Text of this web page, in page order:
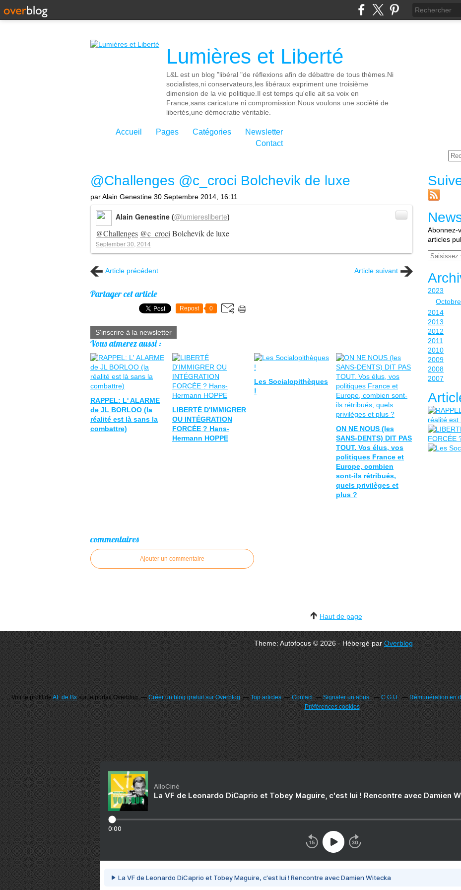
Lumières et Liberté
L&L est un blog "libéral "de réflexions afin de débattre de tous thèmes.Ni
socialistes,ni conservateurs,les libéraux expriment une troisième
dimension de la vie politique.Il est temps qu'elle ait sa voix en
France,sans caricature ni compromission.Nous voulons une socièté de
libertés,une démocratie véritable.
Accueil Pages Catégories
Newsletter
Contact
@Challenges @c_croci Bolchevik de luxe
par Alain Genestine 30 Septembre 2014, 16:11
@Challenges @c_croci Bolchevik de luxe
Alain Genestine (@lumieresliberte)
September 30, 2014
Article précédent Article suivant
Partager cet article
Repost 0
S'inscrire à la newsletter
Vous aimerez aussi :
RAPPEL: L' ALARME
de JL BORLOO (la
réalité est là sans la
combattre)
LIBERTÉ D'IMMIGRER
OU INTÉGRATION
FORCÉE ? Hans-
Hermann HOPPE
Les Socialopithèques
!
ON NE NOUS (les
SANS-DENTS) DIT PAS
TOUT. Vos élus, vos
politiques France et
Europe, combien
sont-ils rétribués,
quels privilèges et
plus ?
commentaires
Ajouter un commentaire
Abonnez-
articles
Email
2023
Octobre
2014
2013
2012
2011
2010
2009
2008
2007
Haut de page
Theme: Autofocus © 2026 - Hébergé parOverblog
Voir le profil deAL de Bxsur le portail Overblog Créer un blog gratuit sur Overblog Top articles Contact Signaler un abus C.G.U. Rémunération en
Préférences cookies
AlloCiné
La VF de Leonardo DiCaprio et Tobey Maguire, c'est lui ! Rencontre avec Damien
0:00
La VF de Leonardo DiCaprio et Tobey Maguire, c'est lui ! Rencontre avec Damien Witecka